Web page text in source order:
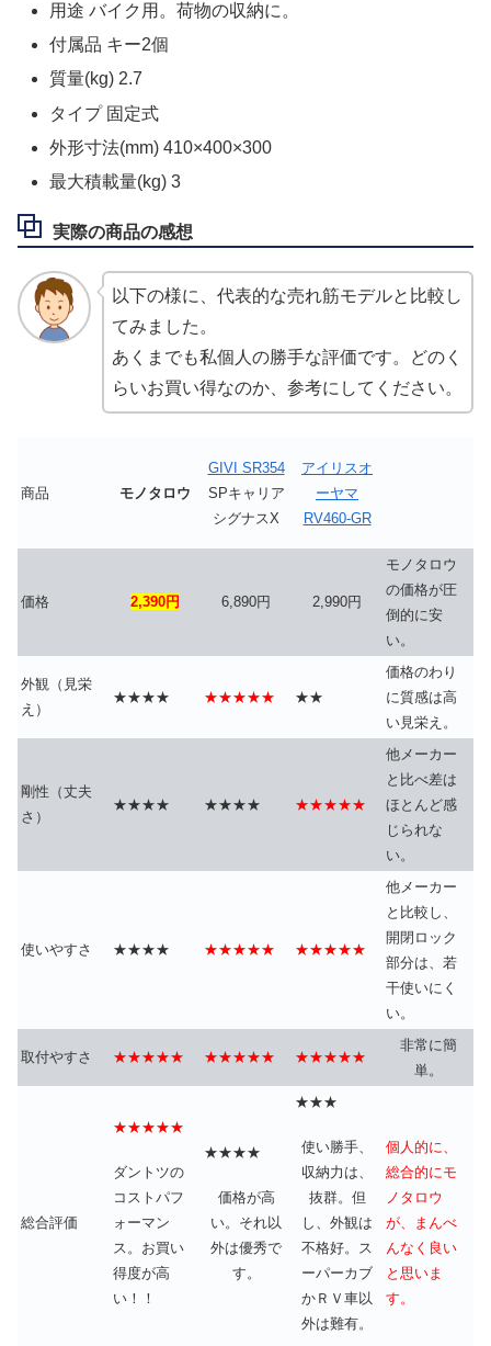
用途 バイク用。荷物の収納に。
付属品 キー2個
質量(kg) 2.7
タイプ 固定式
外形寸法(mm) 410×400×300
最大積載量(kg) 3
実際の商品の感想
以下の様に、代表的な売れ筋モデルと比較し
てみました。
あくまでも私個人の勝手な評価です。どのく
らいお買い得なのか、参考にしてください。
商品 モノタロウ
GIVI SR354
SPキャリア
シグナスX
アイリスオ
ーヤマ
RV460-GR
価格 2,390円 6,890円 2,990円
モノタロウ
の価格が圧
倒的に安
い。
外観（見栄
え）
★★★★ ★★★★★ ★★
価格のわり
に質感は高
い見栄え。
剛性（丈夫
さ）
★★★★ ★★★★ ★★★★★
他メーカー
と比べ差は
ほとんど感
じられな
い。
使いやすさ ★★★★ ★★★★★ ★★★★★
他メーカー
と比較し、
開閉ロック
部分は、若
干使いにく
い。
取付やすさ ★★★★★ ★★★★★ ★★★★★
非常に簡
単。
総合評価
★★★★★
ダントツの
コストパフ
ォーマン
ス。お買い
得度が高
い！！
★★★★
価格が高
い。それ以
外は優秀で
す。
★★★
使い勝手、
収納力は、
抜群。但
し、外観は
不格好。ス
ーパーカブ
かＲＶ車以
外は難有。
個人的に、
総合的にモ
ノタロウ
が、まんべ
んなく良い
と思いま
す。